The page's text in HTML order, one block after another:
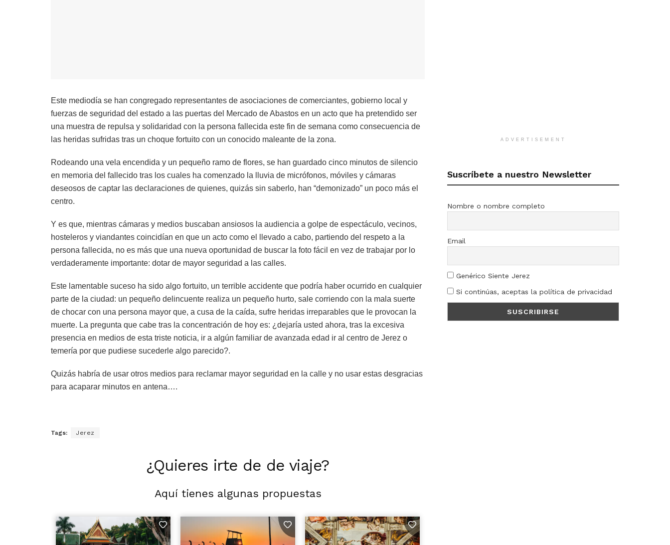
Este mediodía se han congregado representantes de asociaciones de comerciantes, gobierno local y
fuerzas de seguridad del estado a las puertas del Mercado de Abastos en un acto que ha pretendido ser
una muestra de repulsa y solidaridad con la persona fallecida este fin de semana como consecuencia de
las heridas sufridas tras un choque fortuito con un conocido maleante de la zona.
Rodeando una vela encendida y un pequeño ramo de flores, se han guardado cinco minutos de silencio
en memoria del fallecido tras los cuales ha comenzado la lluvia de micrófonos, móviles y cámaras
deseosos de captar las declaraciones de quienes, quizás sin saberlo, han “demonizado” un poco más el
centro.
Y es que, mientras cámaras y medios buscaban ansiosos la audiencia a golpe de espectáculo, vecinos,
hosteleros y viandantes coincidían en que un acto como el llevado a cabo, partiendo del respeto a la
persona fallecida, no es más que una nueva oportunidad de buscar la foto fácil en vez de trabajar por lo
verdaderamente importante: dotar de mayor seguridad a las calles.
Este lamentable suceso ha sido algo fortuito, un terrible accidente que podría haber ocurrido en cualquier
parte de la ciudad: un pequeño delincuente realiza un pequeño hurto, sale corriendo con la mala suerte
de chocar con una persona mayor que, a cusa de la caída, sufre heridas irreparables que le provocan la
muerte. La pregunta que cabe tras la concentración de hoy es: ¿dejaría usted ahora, tras la excesiva
presencia en medios de esta triste noticia, ir a algún familiar de avanzada edad ir al centro de Jerez o
temería por que pudiese sucederle algo parecido?.
Quizás habría de usar otros medios para reclamar mayor seguridad en la calle y no usar estas desgracias
para acaparar minutos en antena….
Tags: Jerez
¿Quieres irte de de viaje?
Aquí tienes algunas propuestas
ADVERTISEMENT
Suscríbete a nuestro Newsletter
Nombre o nombre completo
Email
Genérico Siente Jerez
Si continúas, aceptas la política de privacidad